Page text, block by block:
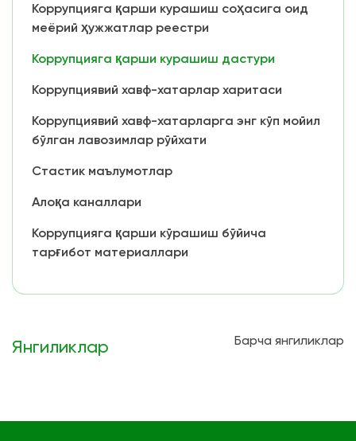
Коррупцияга қарши курашиш соҳасига оид
меёрий ҳужжатлар реестри
Коррупцияга қарши курашиш дастури
Коррупциявий хавф-хатарлар харитаси
Коррупциявий хавф-хатарларга энг кўп мойил
бўлган лавозимлар рўйхати
Стастик маълумотлар
Алоқа каналлари
Коррупцияга қарши кўрашиш бўйича
тарғибот материаллари
Янгиликлар Барча янгиликлар